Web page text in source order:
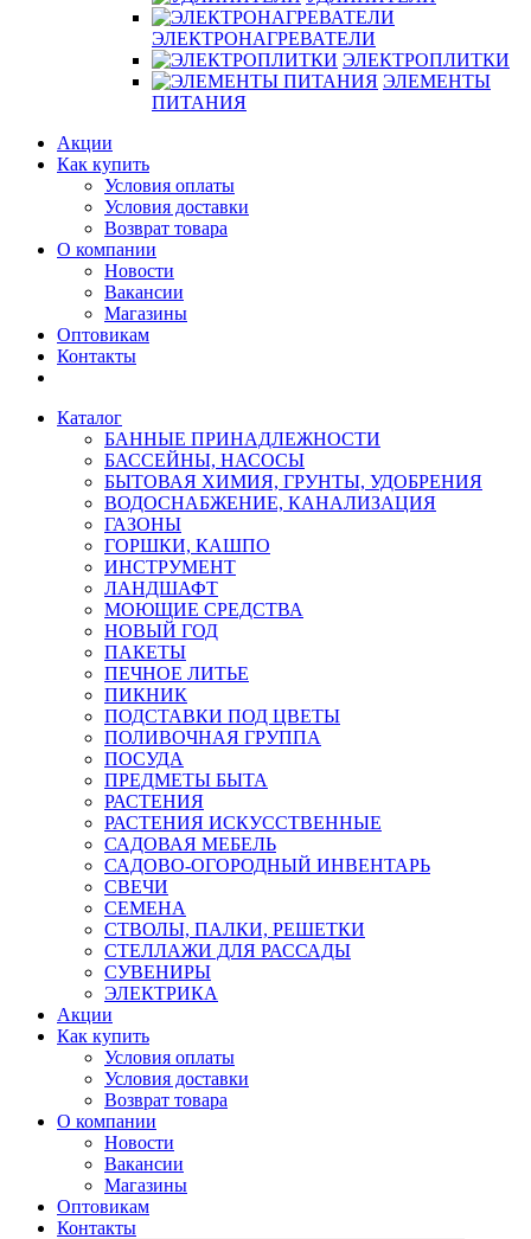
ЭЛЕКТРОНАГРЕВАТЕЛИ
ЭЛЕКТРОПЛИТКИ
ЭЛЕМЕНТЫ
ПИТАНИЯ
Акции
Как купить
Условия оплаты
Условия доставки
Возврат товара
О компании
Новости
Вакансии
Магазины
Оптовикам
Контакты
Каталог
БАННЫЕ ПРИНАДЛЕЖНОСТИ
БАССЕЙНЫ, НАСОСЫ
БЫТОВАЯ ХИМИЯ, ГРУНТЫ, УДОБРЕНИЯ
ВОДОСНАБЖЕНИЕ, КАНАЛИЗАЦИЯ
ГАЗОНЫ
ГОРШКИ, КАШПО
ИНСТРУМЕНТ
ЛАНДШАФТ
МОЮЩИЕ СРЕДСТВА
НОВЫЙ ГОД
ПАКЕТЫ
ПЕЧНОЕ ЛИТЬЕ
ПИКНИК
ПОДСТАВКИ ПОД ЦВЕТЫ
ПОЛИВОЧНАЯ ГРУППА
ПОСУДА
ПРЕДМЕТЫ БЫТА
РАСТЕНИЯ
РАСТЕНИЯ ИСКУССТВЕННЫЕ
САДОВАЯ МЕБЕЛЬ
САДОВО-ОГОРОДНЫЙ ИНВЕНТАРЬ
СВЕЧИ
СЕМЕНА
СТВОЛЫ, ПАЛКИ, РЕШЕТКИ
СТЕЛЛАЖИ ДЛЯ РАССАДЫ
СУВЕНИРЫ
ЭЛЕКТРИКА
Акции
Как купить
Условия оплаты
Условия доставки
Возврат товара
О компании
Новости
Вакансии
Магазины
Оптовикам
Контакты